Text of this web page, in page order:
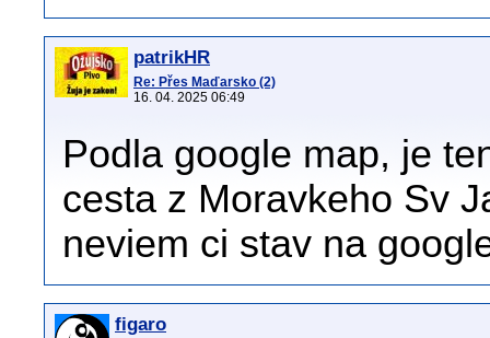
patrikHR
Re: Přes Maďarsko (2)
16. 04. 2025 06:49
Podla google map, je
cesta z Moravkeho Sv
neviem ci stav na
figaro